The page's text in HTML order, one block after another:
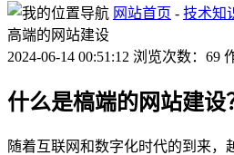
网站首页 - 技术知
高端的网站建设
2024-06-14 00:51:12 浏览次数：69
什么是槁端的网站建设
随着互联网和数字化时代的到来，